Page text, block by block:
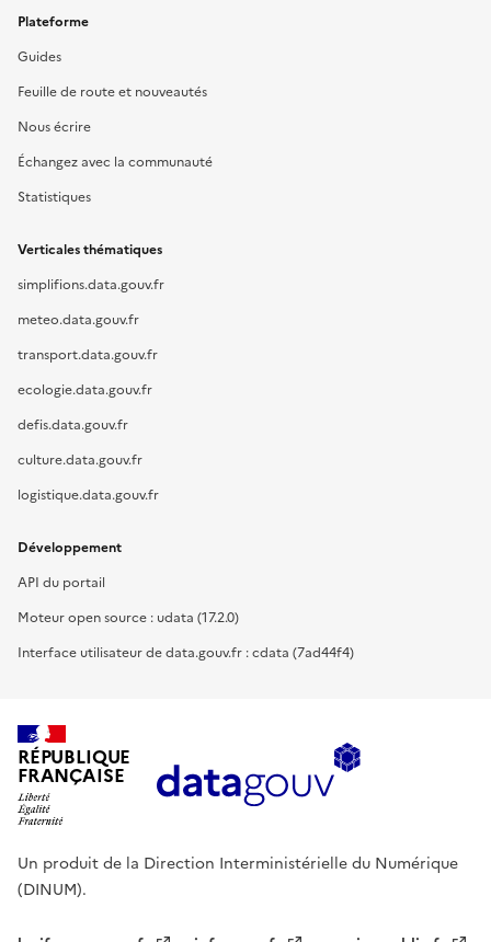
Plateforme
Guides
Feuille de route et nouveautés
Nous écrire
Échangez avec la communauté
Statistiques
Verticales thématiques
simplifions.data.gouv.fr
meteo.data.gouv.fr
transport.data.gouv.fr
ecologie.data.gouv.fr
defis.data.gouv.fr
culture.data.gouv.fr
logistique.data.gouv.fr
Développement
API du portail
Moteur open source : udata (17.2.0)
Interface utilisateur de data.gouv.fr : cdata (7ad44f4)
RÉPUBLIQUE
FRANÇAISE
Un produit de la Direction Interministérielle du Numérique
(DINUM).